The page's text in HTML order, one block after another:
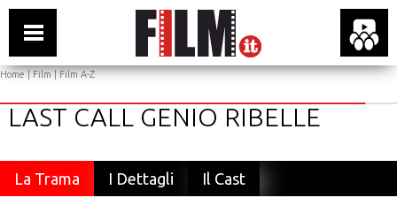
Home|Film|Film A-Z
LAST CALL GENIO RIBELLE
La Trama I Dettagli Il Cast